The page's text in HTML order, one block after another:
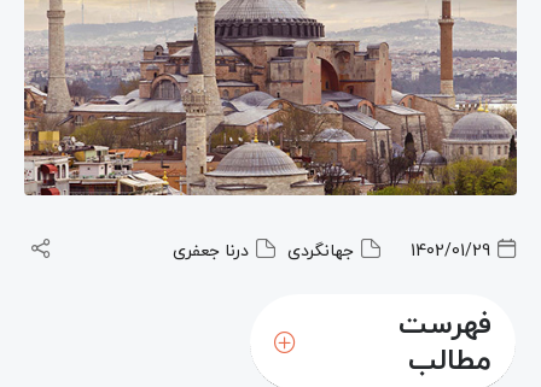
1402/01/29 جهانگردی درنا جعفری
فهرست
مطالب